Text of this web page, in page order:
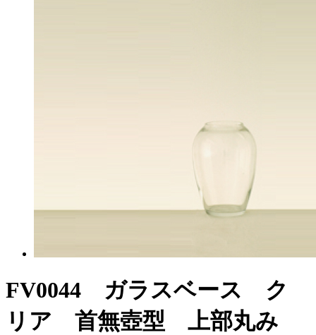
FV0044 ガラスベース ク
リア 首無壺型 上部丸み